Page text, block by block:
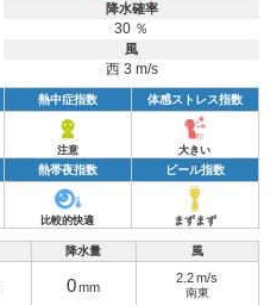
降水確率
30 ％
風
西 3 m/s
熱中症指数 体感ストレス指数
注意 大きい
熱帯夜指数 ビール指数
比較的快適 まずまず
降水量 風
0 mm
2.2 m/s
南東